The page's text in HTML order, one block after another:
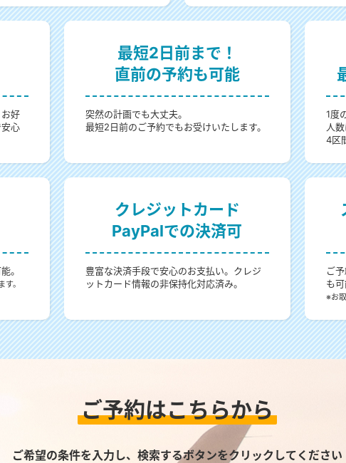
好
心
最短2日前まで！
直前の予約も可能
突然の計画でも大丈夫。
最短2日前のご予約でもお受けいたします。
1度
人
4区
。
。
クレジットカード
PayPalでの決済可
豊富な決済手段で安心のお支払い。クレジ
ットカード情報の非保持化対応済み。
ご
も可
※お
ご予約はこちらから
ご希望の条件を入力し、検索するボタンをクリックしてください